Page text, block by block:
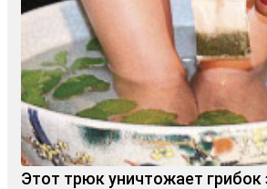
Этот трюк уничтожает грибок